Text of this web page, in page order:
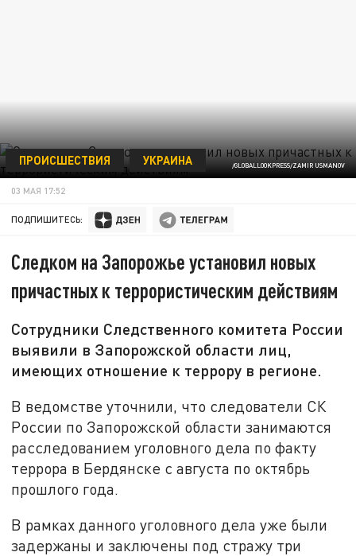
/GLOBALLOOKPRESS/ZAMIR USMANOV
ПРОИСШЕСТВИЯ УКРАИНА
03 МАЯ 17:52
ПОДПИШИТЕСЬ:
Следком на Запорожье установил новых
причастных к террористическим действиям
Сотрудники Следственного комитета России
выявили в Запорожской области лиц,
имеющих отношение к террору в регионе.
В ведомстве уточнили, что следователи СК
России по Запорожской области занимаются
расследованием уголовного дела по факту
террора в Бердянске с августа по октябрь
прошлого года.
В рамках данного уголовного дела уже были
задержаны и заключены под стражу три